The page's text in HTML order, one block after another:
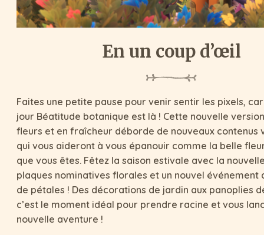
En un coup d’œil
Faites une petite pause pour venir sentir les pixels,
jour Béatitude botanique est là ! Cette nouvelle
fleurs et en fraîcheur déborde de nouveaux contenus
qui vous aideront à vous épanouir comme la belle
que vous êtes. Fêtez la saison estivale avec la
plaques nominatives florales et un nouvel événement
de pétales ! Des décorations de jardin aux panoplies
c’est le moment idéal pour prendre racine et vous
nouvelle aventure !